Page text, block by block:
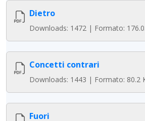
Dietro
Downloads: 1472 | Formato:
Concetti contrari
Downloads: 1443 | Formato: 80.2
Fuori